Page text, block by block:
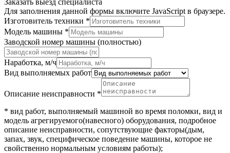
Для заполнения данной формы включите JavaScript в браузере.
сообщений
персональных
почта
Изготовитель техники *
Модель машины *
Заводской номер машины (полностью)
Наработка, м/ч
Вид выполняемых работ
Описание неисправности *
* вид работ, выполняемый машиной во время поломки, вид и
модель агрегируемого(навесного) оборудования, подробное
описание неисправности, сопутствующие факторы(дым,
запах, звук, специфическое поведение машины, которое не
свойственно нормальным условиям работы);